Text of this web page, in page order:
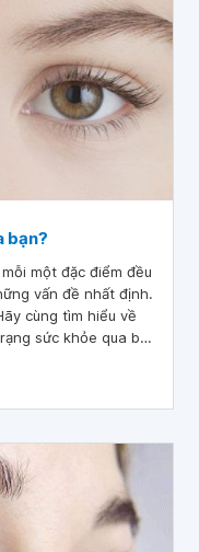
bạn?
một đặc điểm đều
vấn đề nhất định.
cùng tìm hiểu về
sức khỏe qua bài